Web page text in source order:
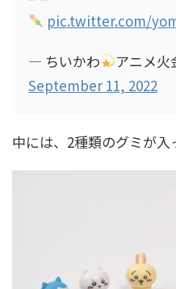
pic.twitter.com/
— ちいかわ
アニメ
September 11, 2022
中には、2種類のグミが入